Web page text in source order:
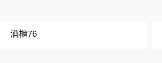
酒櫃76